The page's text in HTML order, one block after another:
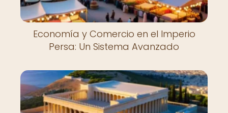
Economía y Comercio en el Imperio
Persa: Un Sistema Avanzado